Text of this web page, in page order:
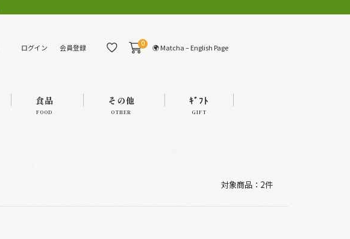
ログイン 会員登録 0 🌍 Matcha – English Page
食品
FOOD
その他
OTHER
ｷﾞﾌﾄ
GIFT
対象商品： 2件